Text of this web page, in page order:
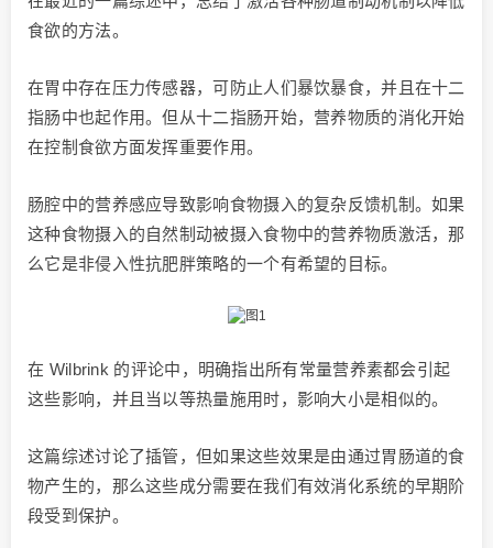
食欲的方法。
在胃中存在压力传感器，可防止人们暴饮暴食，并且在十二
指肠中也起作用。但从十二指肠开始，营养物质的消化开始
在控制食欲方面发挥重要作用。
肠腔中的营养感应导致影响食物摄入的复杂反馈机制。如果
这种食物摄入的自然制动被摄入食物中的营养物质激活，那
么它是非侵入性抗肥胖策略的一个有希望的目标。
在 Wilbrink 的评论中，明确指出所有常量营养素都会引起
这些影响，并且当以等热量施用时，影响大小是相似的。
这篇综述讨论了插管，但如果这些效果是由通过胃肠道的食
物产生的，那么这些成分需要在我们有效消化系统的早期阶
段受到保护。